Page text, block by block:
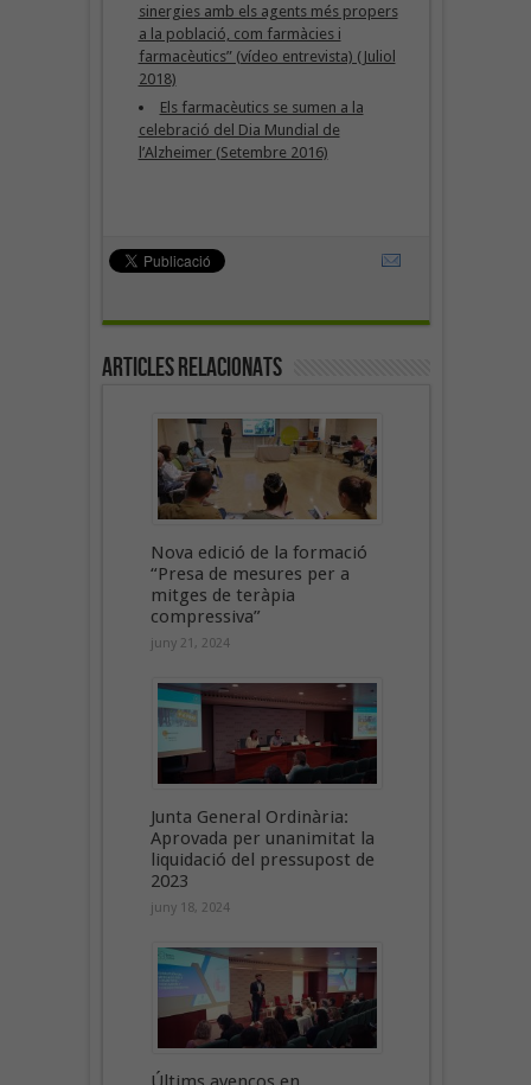
sinergies amb els agents més propers
a la població, com farmàcies i
farmacèutics” (vídeo entrevista) (Juliol
2018)
Els farmacèutics se sumen a la
celebració del Dia Mundial de
l’Alzheimer (Setembre 2016)
Articles Relacionats
Nova edició de la formació
“Presa de mesures per a
mitges de teràpia
compressiva”
juny 21, 2024
Junta General Ordinària:
Aprovada per unanimitat la
liquidació del pressupost de
2023
juny 18, 2024